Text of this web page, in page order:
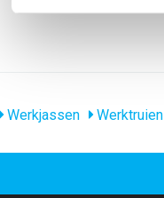
Werkjassen Werktruien